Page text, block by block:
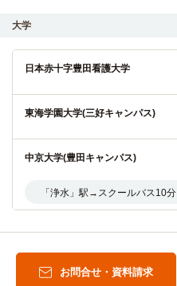
大学
日本赤十字豊田看護大学
東海学園大学(三好キャンパス)
中京大学(豊田キャンパス)
「浄水」駅→スクールバス10分
お問合せ・資料請求